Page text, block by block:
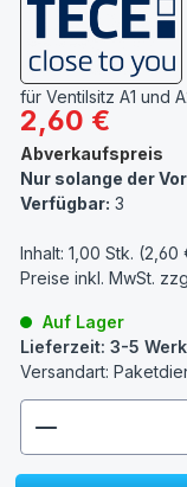
für Ventilsitz A1 und
Regulärer Preis:
2,60 €
Abverkaufspreis
Nur solange der
Verfügbar: 3
Inhalt: 1,00 Stk. (2,60
Preise inkl. MwSt.
Auf Lager
Lieferzeit: 3-5
Versandart: